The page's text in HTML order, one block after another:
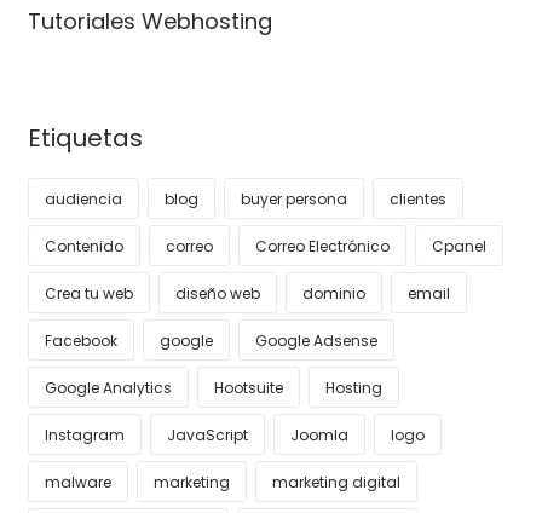
Tutoriales Webhosting
Etiquetas
audiencia blog buyer persona clientes
Contenido correo Correo Electrónico Cpanel
Crea tu web diseño web dominio email
Facebook google Google Adsense
Google Analytics Hootsuite Hosting
Instagram JavaScript Joomla logo
malware marketing marketing digital